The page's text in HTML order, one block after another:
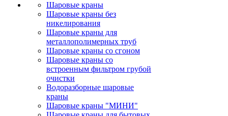
Шаровые краны
Шаровые краны без
никелирования
Шаровые краны для
металлополимерных труб
Шаровые краны со сгоном
Шаровые краны со
встроенным фильтром грубой
очистки
Водоразборные шаровые
краны
Шаровые краны "МИНИ"